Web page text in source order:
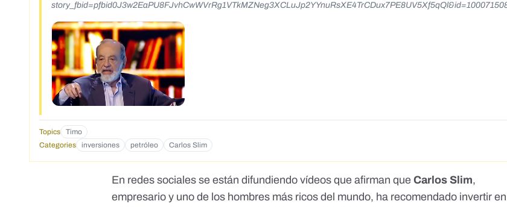
Topics Timo
Categories
inversiones petróleo Carlos Slim
En redes sociales se están difundiendo vídeos que afirman queCarlos Slim,
empresario y uno de los hombres más ricos del mundo, ha recomendado invertir en